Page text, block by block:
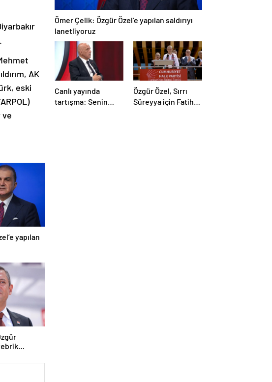
AK
eski
ve
yapılan
Ömer Çelik: Özgür Özel’e yapılan saldırıyı
lanetliyoruz
Canlı yayında
tartışma: Senin
Özgür Özel, Sırrı
Süreyya için Fatiha